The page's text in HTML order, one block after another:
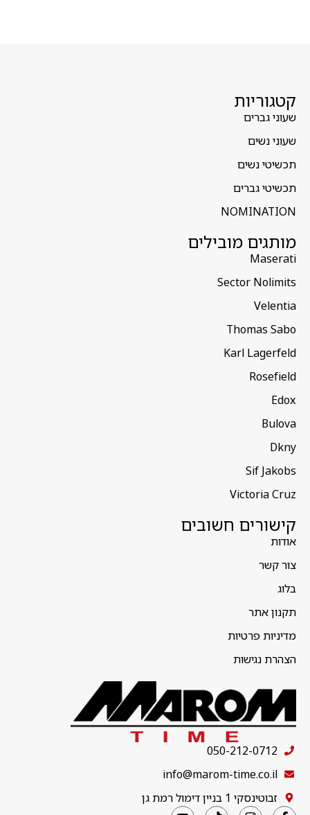
קטגוריות
שעוני גברים
שעוני נשים
תכשיטי נשים
תכשיטי גברים
NOMINATION
מותגים מובילים
Maserati
Sector Nolimits
Velentia
Thomas Sabo
Karl Lagerfeld
Rosefield
Edox
Bulova
Dkny
Sif Jakobs
Victoria Cruz
קישורים חשובים
אודות
צור קשר
בלוג
תקנון אתר
מדיניות פרטיות
הצהרת נגישות
050-212-0712
info@marom-time.co.il
זבוטינסקי 1 בניין דימול רמת גן